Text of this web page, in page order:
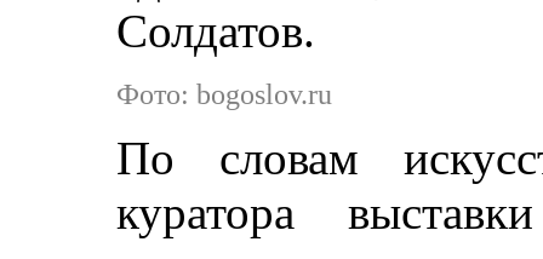
Солдатов.
Фото: bogoslov.ru
По словам
куратора